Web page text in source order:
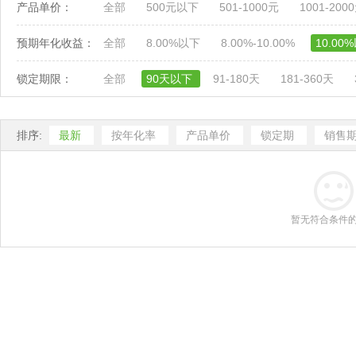
产品单价： 全部 500元以下 501-1000元 1001-
预期年化收益： 全部 8.00%以下 8.00%-10.00%
锁定期限： 全部 90天以下 91-180天 181-360天
排序: 最新 按年化率 产品单价 锁定期 销售
暂无符合条件